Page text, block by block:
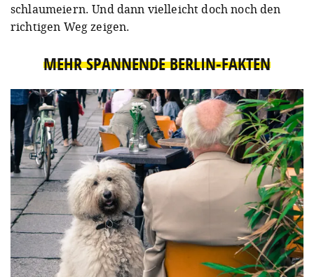
schlaumeiern. Und dann vielleicht doch noch den
richtigen Weg zeigen.
MEHR SPANNENDE BERLIN-FAKTEN